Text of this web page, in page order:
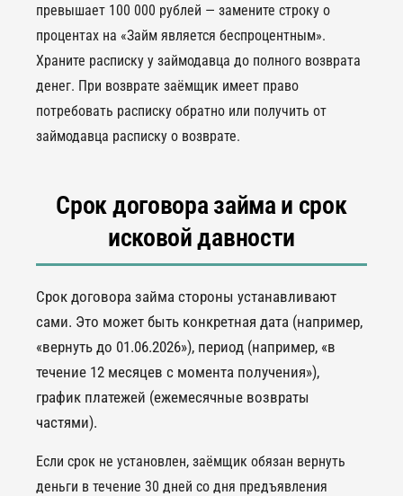
превышает 100 000 рублей — замените строку о
процентах на «Займ является беспроцентным».
Храните расписку у займодавца до полного возврата
денег. При возврате заёмщик имеет право
потребовать расписку обратно или получить от
займодавца расписку о возврате.
Срок договора займа и срок
исковой давности
Срок договора займа стороны устанавливают
сами. Это может быть конкретная дата (например,
«вернуть до 01.06.2026»), период (например, «в
течение 12 месяцев с момента получения»),
график платежей (ежемесячные возвраты
частями).
Если срок не установлен, заёмщик обязан вернуть
деньги в течение 30 дней со дня предъявления